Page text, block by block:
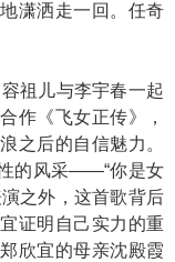
潇洒走一回。任奇
祖儿与李宇春一起
作《飞女正传》，
之后的自信魅力。
的风采——“你是女
之外，这首歌背后
证明自己实力的重
欣宜的母亲沈殿霞